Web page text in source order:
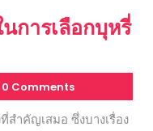
การเลือกบุหรี่
0 Comments
สำคัญเสมอ ซึ่งบางเรื่อง